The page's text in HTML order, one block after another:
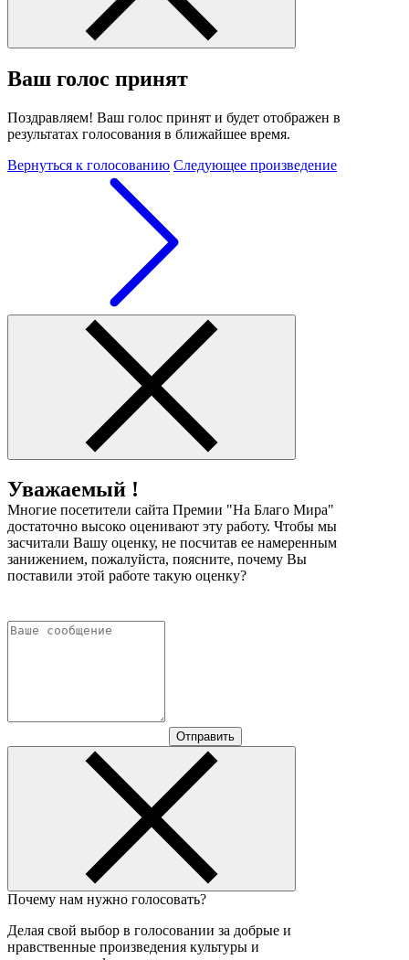
Ваш голос принят
Поздравляем! Ваш голос принят и будет отображен в
результатах голосования в ближайшее время.
Вернуться к голосованию Следующее произведение
Уважаемый !
Многие посетители сайта Премии "На Благо Мира"
достаточно высоко оценивают эту работу. Чтобы мы
засчитали Вашу оценку, не посчитав ее намеренным
занижением, пожалуйста, поясните, почему Вы
поставили этой работе такую оценку?
Отправить
Почему нам нужно голосовать?
Делая свой выбор в голосовании за добрые и
нравственные произведения культуры и